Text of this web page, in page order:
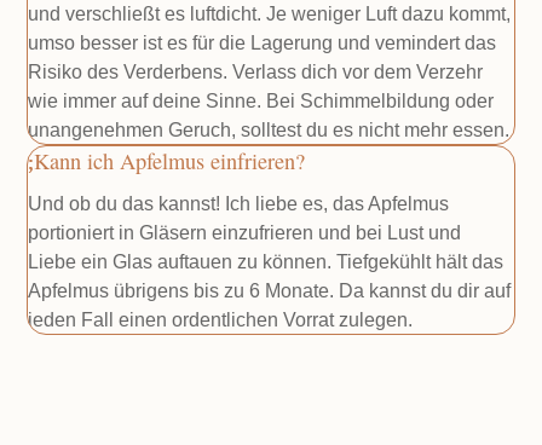
und verschließt es luftdicht. Je weniger Luft dazu kommt,
umso besser ist es für die Lagerung und vemindert das
Risiko des Verderbens. Verlass dich vor dem Verzehr
wie immer auf deine Sinne. Bei Schimmelbildung oder
unangenehmen Geruch, solltest du es nicht mehr essen.
Kann ich Apfelmus einfrieren?
Und ob du das kannst! Ich liebe es, das Apfelmus
portioniert in Gläsern einzufrieren und bei Lust und
Liebe ein Glas auftauen zu können. Tiefgekühlt hält das
Apfelmus übrigens bis zu 6 Monate. Da kannst du dir auf
jeden Fall einen ordentlichen Vorrat zulegen.